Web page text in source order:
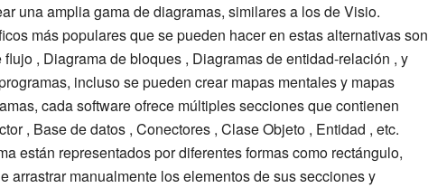
una amplia gama de diagramas, similares a los de Visio.
más populares que se pueden hacer en estas alternativas son
, Diagrama de bloques , Diagramas de entidad-relación , y
incluso se pueden crear mapas mentales y mapas
cada software ofrece múltiples secciones que contienen
, Base de datos , Conectores , Clase Objeto , Entidad , etc.
están representados por diferentes formas como rectángulo,
arrastrar manualmente los elementos de sus secciones y